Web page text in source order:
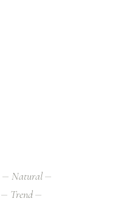
Natural
Trend